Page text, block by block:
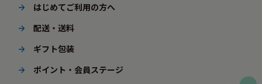
はじめてご利用の方へ
配送・送料
ギフト包装
ポイント・会員ステージ